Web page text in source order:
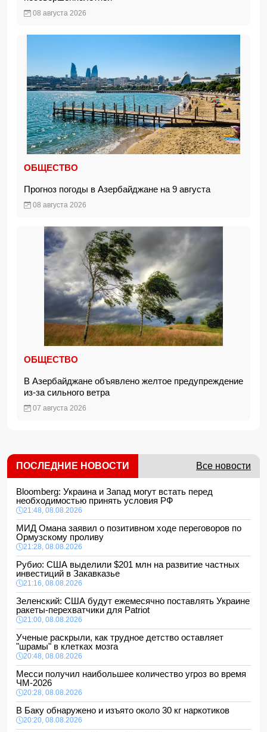
08 августа 2026
ОБЩЕСТВО
Прогноз погоды в Азербайджане на 9 августа
08 августа 2026
ОБЩЕСТВО
В Азербайджане объявлено желтое предупреждение
из-за сильного ветра
07 августа 2026
ПОСЛЕДНИЕ НОВОСТИ Все новости
Bloomberg: Украина и Запад могут встать перед
необходимостью принять условия РФ
21:48, 08.08.2026
МИД Омана заявил о позитивном ходе переговоров по
Ормузскому проливу
21:28, 08.08.2026
Рубио: США выделили $201 млн на развитие частных
инвестиций в Закавказье
21:16, 08.08.2026
Зеленский: США будут ежемесячно поставлять Украине
ракеты-перехватчики для Patriot
21:00, 08.08.2026
Ученые раскрыли, как трудное детство оставляет
"шрамы" в клетках мозга
20:48, 08.08.2026
Месси получил наибольшее количество угроз во время
ЧМ-2026
20:28, 08.08.2026
В Баку обнаружено и изъято около 30 кг наркотиков
20:20, 08.08.2026